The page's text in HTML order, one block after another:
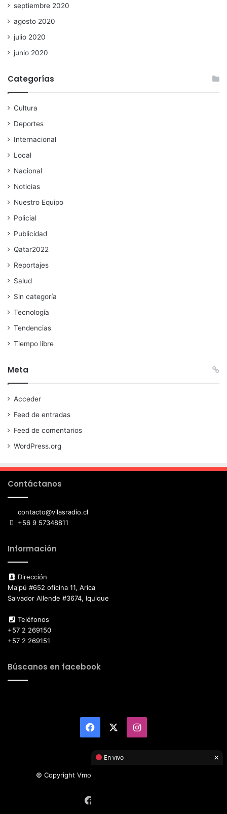
septiembre 2020
agosto 2020
julio 2020
junio 2020
Categorías
Cultura
Deportes
Internacional
Local
Nacional
Noticias
Nuestro Equipo
Policial
Publicidad
Qatar2022
Reportajes
Salud
Sin categoría
Tecnología
Tendencias
Tiempo libre
Meta
Acceder
Feed de entradas
Feed de comentarios
WordPress.org
Contáctanos
contacto@vilasradio.cl
+56 9 57348811
Información
Dirección
Maipú #652 oficina 11, Arica
Salvador Allende #3674, Iquique
Teléfonos
+57 2 269150
+57 2 269151
Búscanos en facebook
Facebook Instagram
© Copyright Vmotor TI 2026, All Rights Reserved
En vivo ×